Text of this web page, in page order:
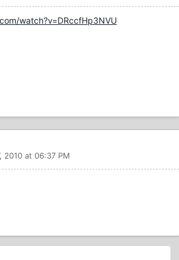
watch?v=DRccfHp3NVU
2010 at 06:37 PM